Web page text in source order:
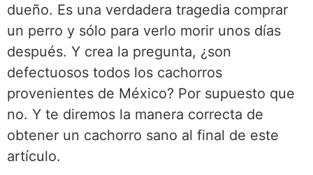
dueño. Es una verdadera tragedia comprar
un perro y sólo para verlo morir unos días
después. Y crea la pregunta, ¿son
defectuosos todos los cachorros
provenientes de México? Por supuesto que
no. Y te diremos la manera correcta de
obtener un cachorro sano al final de este
artículo.